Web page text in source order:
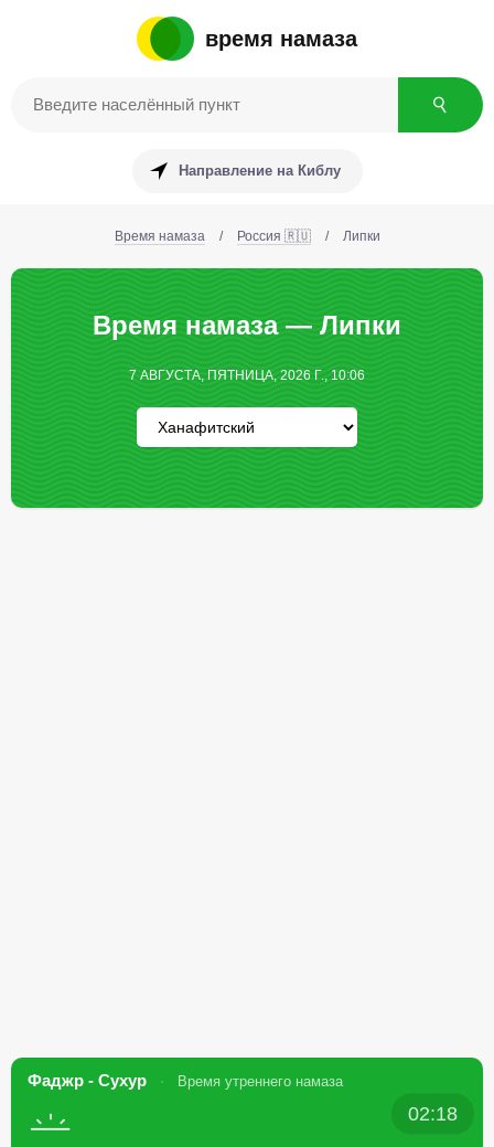
время намаза
Направление на Киблу
Время намаза / Россия 🇷🇺 / Липки
Время намаза — Липки
7 АВГУСТА, ПЯТНИЦА, 2026 Г., 10:06
Фаджр - Сухур Время утреннего намаза
02:18